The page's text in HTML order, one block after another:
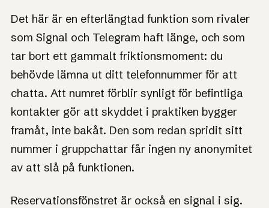
Det här är en efterlängtad funktion som rivaler
som Signal och Telegram haft länge, och som
tar bort ett gammalt friktionsmoment: du
behövde lämna ut ditt telefonnummer för att
chatta. Att numret förblir synligt för befintliga
kontakter gör att skyddet i praktiken bygger
framåt, inte bakåt. Den som redan spridit sitt
nummer i gruppchattar får ingen ny anonymitet
av att slå på funktionen.
Reservationsfönstret är också en signal i sig.